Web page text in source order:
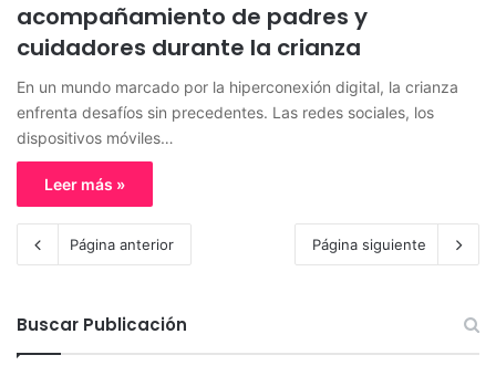
acompañamiento de padres y
cuidadores durante la crianza
En un mundo marcado por la hiperconexión digital, la crianza
enfrenta desafíos sin precedentes. Las redes sociales, los
dispositivos móviles…
Leer más »
Página anterior Página siguiente
Buscar Publicación